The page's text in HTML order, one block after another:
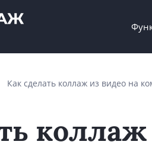
Как сделать коллаж из видео на